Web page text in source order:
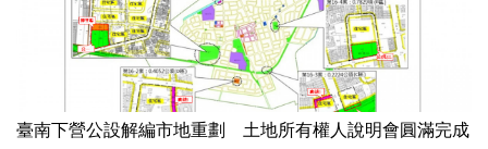
臺南下營公設解編市地重劃 土地所有權人說明會圓滿完成